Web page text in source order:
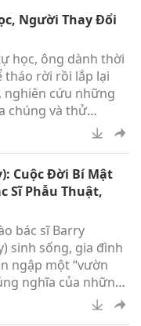
Người Thay Đổi
học, ông dành thời
tháo rời rồi lắp lại
nghiên cứu những
chúng và thử
pháp thực tiễn.
Cuộc Đời Bí Mật
Sĩ Phẫu Thuật,
bác sĩ Barry
sinh sống, gia đình
ngập một “vườn
nghĩa của những
vật được ông